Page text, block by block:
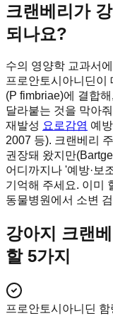
크랜베리가
되나요?
수의 영양학 교과서
프로안토시아니딘이
(P fimbriae)에 결합
달라붙는 것을 막아
재발성 요로감염 예
2007 등). 크랜베리
권장돼 왔지만
어디까지나 '예방·보
기억해 주세요. 이미
동물병원에서 소변
강아지 크랜
할 5가지
프로안토시아니딘 함